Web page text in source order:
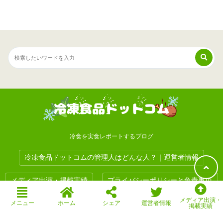
冷食を実食レポートするブログ
冷凍食品ドットコムの管理人はどんな人？｜運営者情報
メディア出演・掲載実績 プライバシーポリシーと免責事項
お問い合わせ
メニュー ホーム シェア 運営者情報
メディア出演・
掲載実績